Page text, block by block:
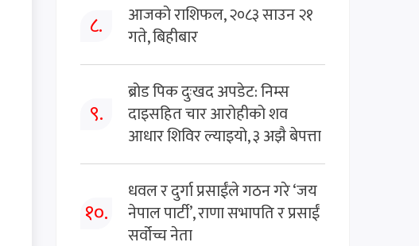
८.
आजको राशिफल, २०८३ साउन २१
गते, बिहीबार
९.
ब्रोड पिक दुःखद अपडेट: निम्स
दाइसहित चार आरोहीको शव
आधार शिविर ल्याइयो, ३ अझै बेपत्ता
१०.
धवल र दुर्गा प्रसाईंले गठन गरे ‘जय
नेपाल पार्टी’, राणा सभापति र प्रसाईं
सर्वोच्च नेता